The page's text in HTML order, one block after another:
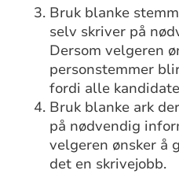
Bruk blanke
selv skriver på
Dersom velgeren
personstemmer
fordi alle
Bruk blanke ark
på nødvendig
velgeren ønsker å
det en skrivejobb.